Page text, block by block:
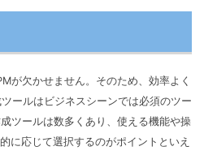
が欠かせません。そのため、効率よく
ールはビジネスシーンでは必須のツー
ツールは数多くあり、使える機能や操
に応じて選択するのがポイントといえ